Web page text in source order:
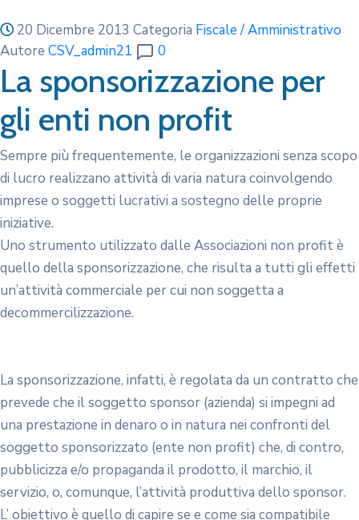
20 Dicembre 2013 Categoria Fiscale / Amministrativo
Autore CSV_admin21 0
La sponsorizzazione per
gli enti non profit
Sempre più frequentemente, le organizzazioni senza scopo
di lucro realizzano attività di varia natura coinvolgendo
imprese o soggetti lucrativi a sostegno delle proprie
iniziative.
Uno strumento utilizzato dalle Associazioni non profit è
quello della sponsorizzazione, che risulta a tutti gli effetti
un’attività commerciale per cui non soggetta a
decommercilizzazione.
La sponsorizzazione, infatti, è regolata da un contratto che
prevede che il soggetto sponsor (azienda) si impegni ad
una prestazione in denaro o in natura nei confronti del
soggetto sponsorizzato (ente non profit) che, di contro,
pubblicizza e/o propaganda il prodotto, il marchio, il
servizio, o, comunque, l’attività produttiva dello sponsor.
L’ obiettivo è quello di capire se e come sia compatibile